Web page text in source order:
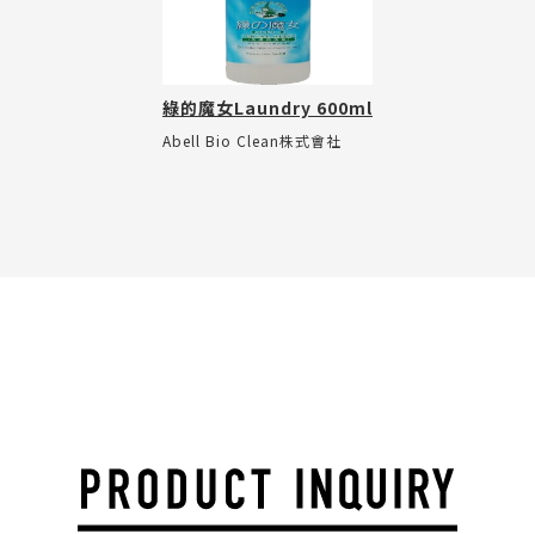
綠的魔女Laundry 600ml
Abell Bio Clean株式會社